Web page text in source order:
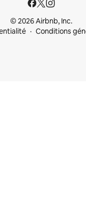
© 2026 Airbnb, Inc.
Conditions